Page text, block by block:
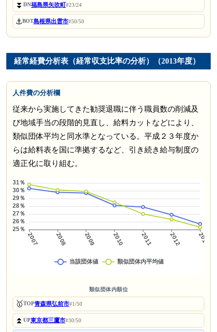
⏬DN福島県矢吹町#23/24
⚓BOT島根県出雲市#50/50
経常経費分析表（経常収支比率の分析）（2013年度）
人件費の分析欄
従来から実施してきた勧奨退職に伴う職員数の削減及
び地域手当の段階的見直し、給料カットなどにより、
類似団体平均と同水準となっている。平成２３年度か
らは給料表を国に準拠するなど、引き続き給与制度の
適正化に取り組む。
類似団体内順位
🥇TOP青森県弘前市#1/50
⏫UP東京都三鷹市#30/50